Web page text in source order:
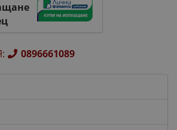
: 0896661089